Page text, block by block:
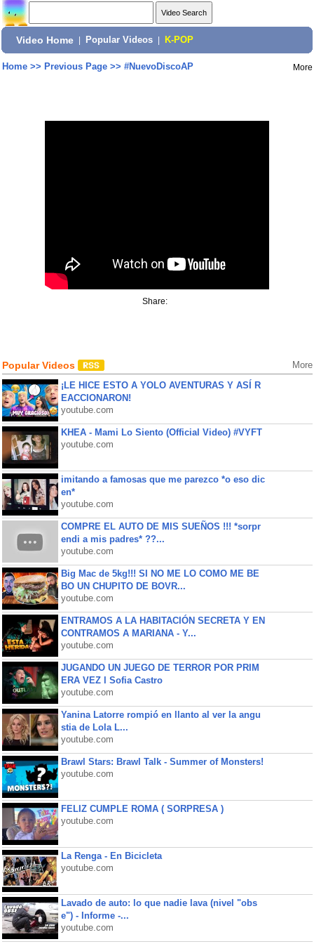
Video Home Popular Videos K-POP
Home>> Previous Page>> #NuevoDiscoAP More
Share:
Popular Videos More
¡LE HICE ESTO A YOLO AVENTURAS Y ASÍ R
EACCIONARON!
youtube.com
KHEA - Mami Lo Siento (Official Video) #VYFT
youtube.com
imitando a famosas que me parezco *o eso dic
en*
youtube.com
COMPRE EL AUTO DE MIS SUEÑOS !!! *sorpr
endi a mis padres* ??...
youtube.com
Big Mac de 5kg!!! SI NO ME LO COMO ME BE
BO UN CHUPITO DE BOVR...
youtube.com
ENTRAMOS A LA HABITACIÓN SECRETA Y EN
CONTRAMOS A MARIANA - Y...
youtube.com
JUGANDO UN JUEGO DE TERROR POR PRIM
ERA VEZ l Sofia Castro
youtube.com
Yanina Latorre rompió en llanto al ver la angu
stia de Lola L...
youtube.com
Brawl Stars: Brawl Talk - Summer of Monsters!
youtube.com
FELIZ CUMPLE ROMA ( SORPRESA )
youtube.com
La Renga - En Bicicleta
youtube.com
Lavado de auto: lo que nadie lava (nivel "obs
e") - Informe -...
youtube.com